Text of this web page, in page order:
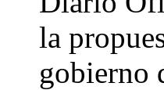
la
gobierno